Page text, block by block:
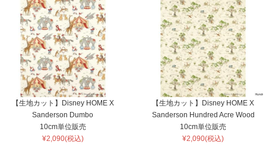
【生地カット】Disney HOME X
Sanderson Dumbo
10cm単位販売
¥2,090(税込)
【生地カット】Disney HOME X
Sanderson Hundred Acre Wood
10cm単位販売
¥2,090(税込)